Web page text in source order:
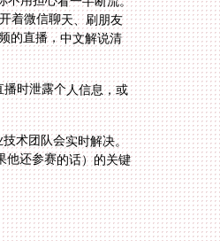
时泄露个人信息，或
技术团队会实时解决。
一碰到网络波动，联系售后就能快速处理，确保你不会错过梅西（如果他还参赛的话）的关键